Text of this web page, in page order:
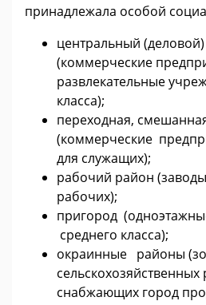
принадлежала особой
центральный
(коммерческие
развлекательные
класса);
переходная,
(коммерческие
для служащих);
рабочий район
рабочих);
пригород
среднего класса);
окраинные районы
сельскохозяйственных
снабжающих город